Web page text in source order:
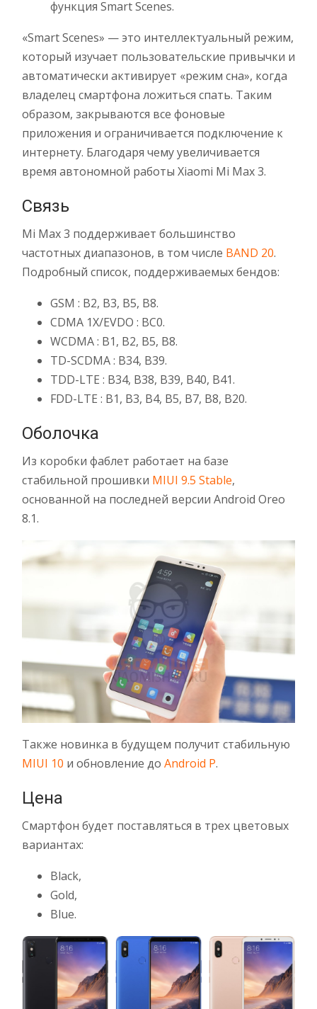
функция Smart Scenes.
«Smart Scenes» — это интеллектуальный режим,
который изучает пользовательские привычки и
автоматически активирует «режим сна», когда
владелец смартфона ложиться спать. Таким
образом, закрываются все фоновые
приложения и ограничивается подключение к
интернету. Благодаря чему увеличивается
время автономной работы Xiaomi Mi Max 3.
Связь
Mi Max 3 поддерживает большинство
частотных диапазонов, в том числе BAND 20.
Подробный список, поддерживаемых бендов:
GSM : B2, B3, B5, B8.
CDMA 1X/EVDO : BC0.
WCDMA : B1, B2, B5, B8.
TD-SCDMA : B34, B39.
TDD-LTE : B34, B38, B39, B40, B41.
FDD-LTE : B1, B3, B4, B5, B7, B8, B20.
Оболочка
Из коробки фаблет работает на базе
стабильной прошивки MIUI 9.5 Stable,
основанной на последней версии Android Oreo
8.1.
Также новинка в будущем получит стабильную
MIUI 10 и обновление до Android P.
Цена
Смартфон будет поставляться в трех цветовых
вариантах:
Black,
Gold,
Blue.